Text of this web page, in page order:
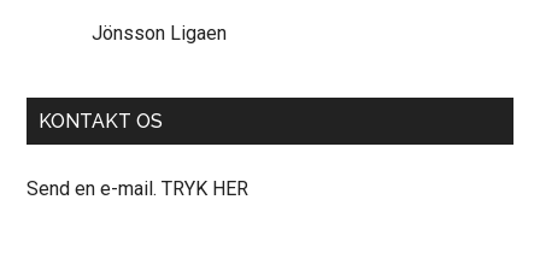
Jönsson Ligaen
KONTAKT OS
Send en e-mail. TRYK HER